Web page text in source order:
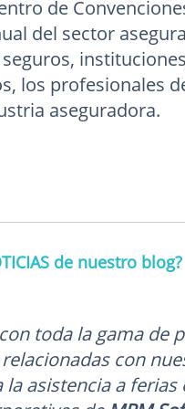
de
del sector
los profesionales
aseguradora.
de nuestro blog?
toda la gama de
con
asistencia a